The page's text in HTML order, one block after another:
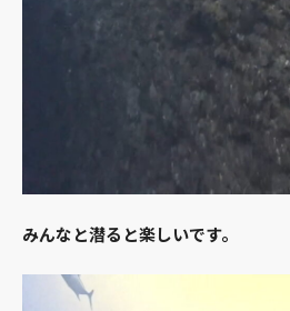
みんなと潜ると楽しいです。